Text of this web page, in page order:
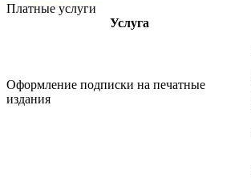
Платные услуги
Услуга
Оформление подписки на печатные
издания